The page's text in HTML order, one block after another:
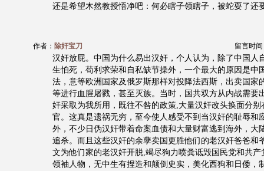
还是希望木然教授悟净吧：何必瞎子领瞎子，被蛇耍了还
作者： 除奸宝刀 留言时间
汉奸放屁。中国为什么易出汉奸，个人认为，除了中国人
生怕死，苟利求荣和自私缺节操外，一个最大的原因是中
法，意等欧洲国家及俄罗斯那样对投降法西斯，出卖国家
等进行血腥屠戮，甚至灭族。当时，国共双方从内战需要
奸采取为我所用，既往不咎的政策,大量汉奸改头换面分别
官。这真是遗祸无穷，至今使人感受不到当汉奸的耻辱和
外，不少日伪汉奸带着命案血债和大量财富逃到海外，大
追杀。而且这些汉奸的余孽卖国更胜他们的老汉奸爸爸和
文为他们家的老汉奸开脱,竭尽狗力喷粪诋毁国民党和共产
领袖人物，无中生有捏造和颠倒史实，美化西狗和日倭，